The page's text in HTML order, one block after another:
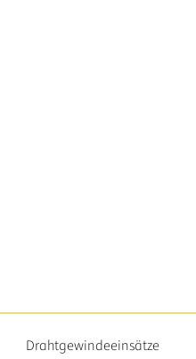
Drahtgewindeeinsätze